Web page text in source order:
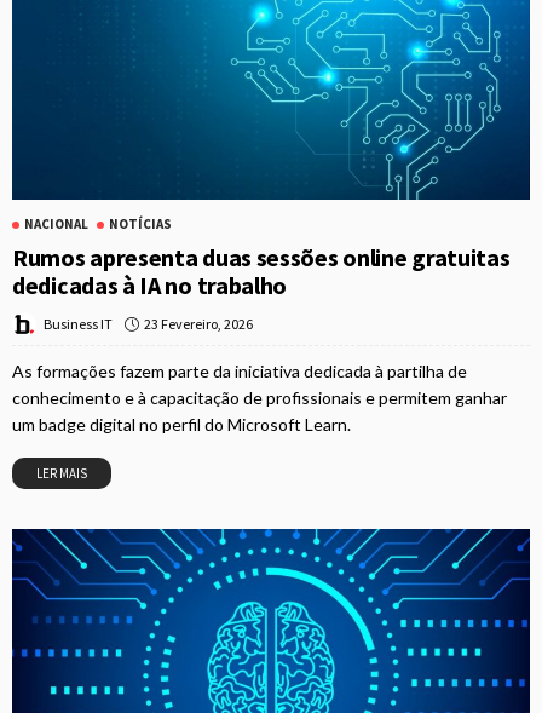
NACIONAL NOTÍCIAS
Rumos apresenta duas sessões online gratuitas
dedicadas à IA no trabalho
Business IT 23 Fevereiro, 2026
As formações fazem parte da iniciativa dedicada à partilha de
conhecimento e à capacitação de profissionais e permitem ganhar
um badge digital no perfil do Microsoft Learn.
LER MAIS